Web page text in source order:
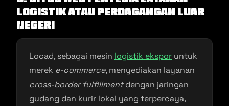
Logistik atau Perdagangan Luar
Negeri
Locad, sebagai mesin logistik ekspor untuk
merek e-commerce, menyediakan layanan
cross-border fulfillmentdengan jaringan
gudang dan kurir lokal yang terpercaya,